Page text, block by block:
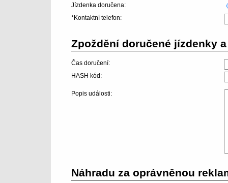
Jízdenka doručena:
*Kontaktní telefon:
Zpoždění doručené jízdenky
Čas doručení:
HASH kód:
Popis události:
Náhradu za oprávněnou